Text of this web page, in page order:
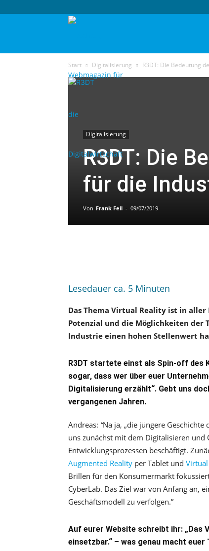
Start Digitalisierung R3DT: Die Bedeutung
Digitalisierung
R3DT: Die
für die
Von Frank Feil - 09/07/2019
Lesedauer ca. 5 Minuten
Das Thema Virtual Reality ist in
Potenzial und die Möglichkeiten der
Industrie einen hohen Stellenwert
R3DT startete einst als Spin-off des
sogar, dass wer über euer
Digitalisierung erzählt“. Gebt uns
vergangenen Jahren.
Andreas: “Na ja, „die jüngere
uns zunächst mit dem Digitalisieren
Entwicklungsprozessen beschäftigt.
Augmented Reality per Tablet und
Brillen für den Konsumermarkt
CyberLab. Das Ziel war von Anfang an,
Geschäftsmodell zu verfolgen.”
Auf eurer Website schreibt ihr: „Das
einsetzbar.“ – was genau macht